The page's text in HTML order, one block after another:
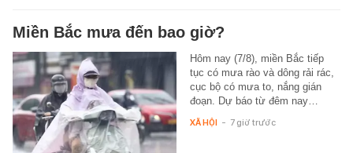
Miền Bắc mưa đến bao giờ?
Hôm nay (7/8), miền Bắc tiếp
tục có mưa rào và dông rải rác,
cục bộ có mưa to, nắng gián
đoạn. Dự báo từ đêm nay…
XÃ HỘI - 7 giờ trước